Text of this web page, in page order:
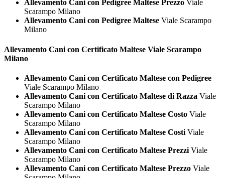
Allevamento Cani con Pedigree Maltese Prezzo Viale
Scarampo Milano
Allevamento Cani con Pedigree Maltese Viale Scarampo
Milano
Allevamento Cani con Certificato Maltese Viale Scarampo
Milano
Allevamento Cani con Certificato Maltese con Pedigree
Viale Scarampo Milano
Allevamento Cani con Certificato Maltese di Razza Viale
Scarampo Milano
Allevamento Cani con Certificato Maltese Costo Viale
Scarampo Milano
Allevamento Cani con Certificato Maltese Costi Viale
Scarampo Milano
Allevamento Cani con Certificato Maltese Prezzi Viale
Scarampo Milano
Allevamento Cani con Certificato Maltese Prezzo Viale